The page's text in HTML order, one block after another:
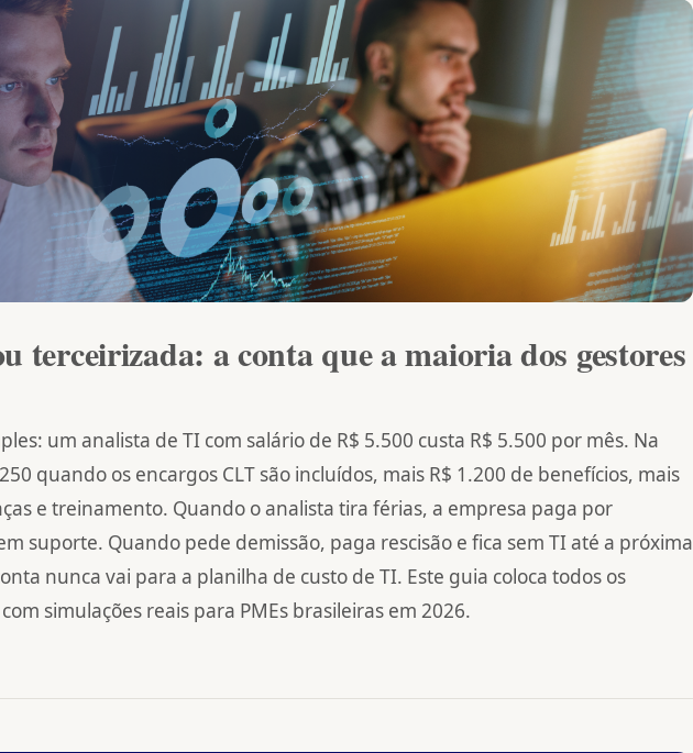
terceirizada: a conta que a maioria dos gestores
um analista de TI com salário de R$ 5.500 custa R$ 5.500 por mês. Na
quando os encargos CLT são incluídos, mais R$ 1.200 de benefícios, mais
e treinamento. Quando o analista tira férias, a empresa paga por
suporte. Quando pede demissão, paga rescisão e fica sem TI até a próxima
nunca vai para a planilha de custo de TI. Este guia coloca todos os
simulações reais para PMEs brasileiras em 2026.